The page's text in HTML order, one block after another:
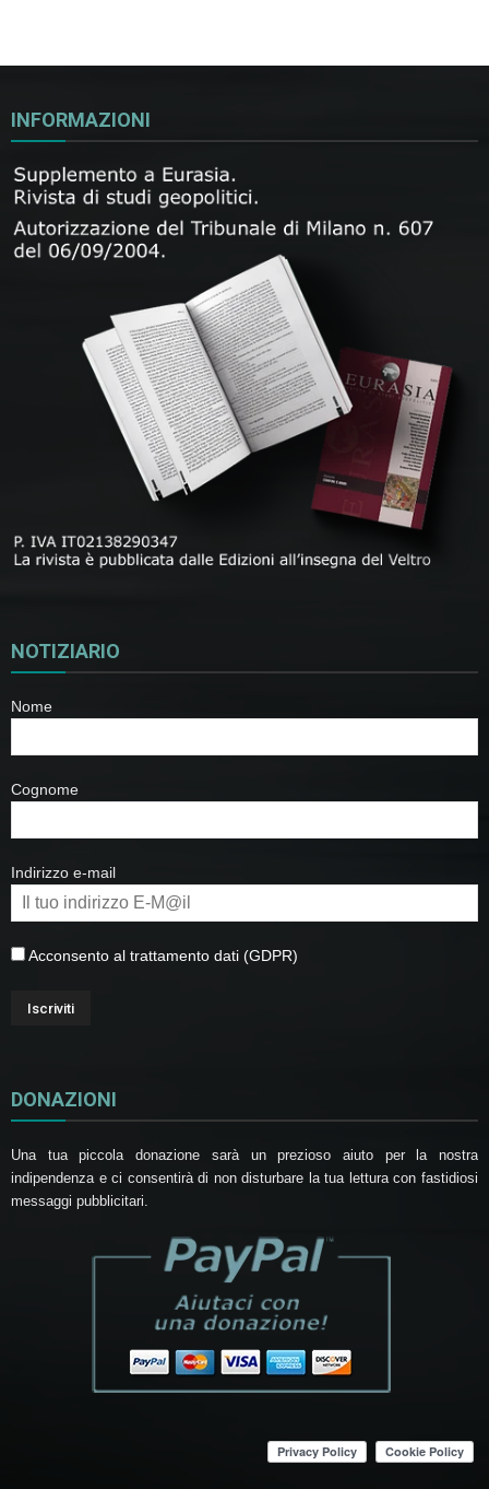
INFORMAZIONI
NOTIZIARIO
Nome
Cognome
Indirizzo e-mail
Acconsento al trattamento dati (GDPR)
DONAZIONI
Una tua piccola donazione sarà un prezioso aiuto per la nostra
indipendenza e ci consentirà di non disturbare la tua lettura con fastidiosi
messaggi pubblicitari.